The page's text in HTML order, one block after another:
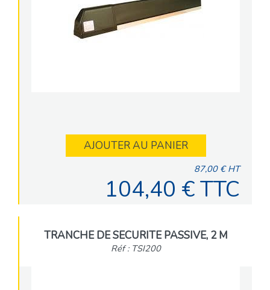
AJOUTER AU PANIER
87,00 € HT
104,40 € TTC
TRANCHE DE SECURITE PASSIVE, 2 M
Réf : TSI200